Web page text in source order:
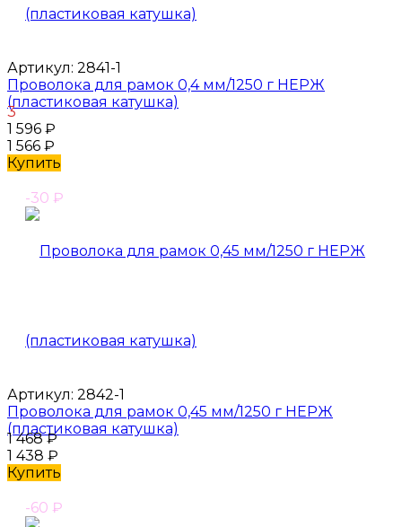
Артикул: 2841-1
Проволока для рамок 0,4 мм/1250 г НЕРЖ
(пластиковая катушка)
3
1 596 ₽
1 566 ₽
Купить
-30 ₽
Артикул: 2842-1
Проволока для рамок 0,45 мм/1250 г НЕРЖ
(пластиковая катушка)
1 468₽
1 438 ₽
Купить
-60 ₽